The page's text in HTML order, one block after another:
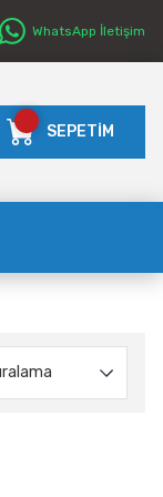
WhatsApp İletişim
SEPETİM